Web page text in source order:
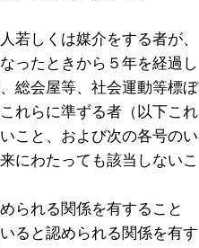
しくは媒介をする者が、
ったときから５年を経過し
総会屋等、社会運動等標ぼ
れらに準ずる者（以下これ
こと、および次の各号のい
にわたっても該当しないこ
られる関係を有すること
ると認められる関係を有す